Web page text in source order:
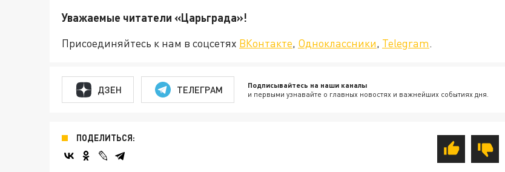
Уважаемые читатели «Царьграда»!
Присоединяйтесь к нам в соцсетях ВКонтакте, Одноклассники, Telegram.
ДЗЕН ТЕЛЕГРАМ Подписывайтесь на наши каналы
и первыми узнавайте о главных новостях и важнейших событиях дня.
ПОДЕЛИТЬСЯ: